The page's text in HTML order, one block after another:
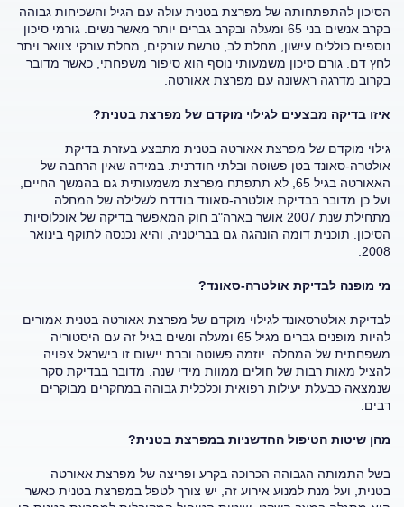
הסיכון להתפתחותה של מפרצת בטנית עולה עם הגיל והשכיחות גבוהה
בקרב אנשים בני 65 ומעלה ובקרב גברים יותר מאשר נשים. גורמי סיכון
נוספים כוללים עישון, מחלת לב, טרשת עורקים, מחלת עורקי צוואר ויתר
לחץ דם. גורם סיכון משמעותי נוסף הוא סיפור משפחתי, כאשר מדובר
בקרוב מדרגה ראשונה עם מפרצת אאורטה.
איזו בדיקה מבצעים לגילוי מוקדם של מפרצת בטנית?
גילוי מוקדם של מפרצת אאורטה בטנית מתבצע בעזרת בדיקת
אולטרה-סאונד בטן פשוטה ובלתי חודרנית. במידה שאין הרחבה של
האאורטה בגיל 65, לא תתפתח מפרצת משמעותית גם בהמשך החיים,
ועל כן מדובר בבדיקת אולטרה-סאונד בודדת לשלילה של המחלה.
מתחילת שנת 2007 אושר בארה"ב חוק המאפשר בדיקה של אוכלוסיות
הסיכון. תוכנית דומה הונהגה גם בבריטניה, והיא נכנסה לתוקף בינואר
2008.
מי מופנה לבדיקת אולטרה-סאונד?
לבדיקת אולטרסאונד לגילוי מוקדם של מפרצת אאורטה בטנית אמורים
להיות מופנים גברים מגיל 65 ומעלה ונשים בגיל זה עם היסטוריה
משפחתית של המחלה. יוזמה פשוטה וברת יישום זו בישראל צפויה
להציל מאות רבות של חולים ממוות מידי שנה. מדובר בבדיקת סקר
שנמצאה כבעלת יעילות רפואית וכלכלית גבוהה במחקרים מבוקרים
רבים.
מהן שיטות הטיפול החדשניות במפרצת בטנית?
בשל התמותה הגבוהה הכרוכה בקרע ופריצה של מפרצת אאורטה
בטנית, ועל מנת למנוע אירוע זה, יש צורך לטפל במפרצת בטנית כאשר